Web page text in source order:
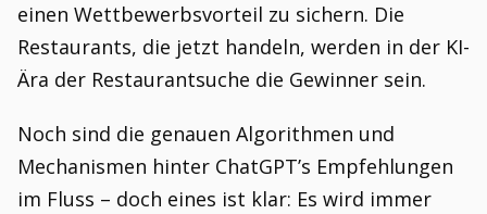
einen Wettbewerbsvorteil zu sichern. Die
Restaurants, die jetzt handeln, werden in der KI-
Ära der Restaurantsuche die Gewinner sein.
Noch sind die genauen Algorithmen und
Mechanismen hinter ChatGPT’s Empfehlungen
im Fluss – doch eines ist klar: Es wird immer